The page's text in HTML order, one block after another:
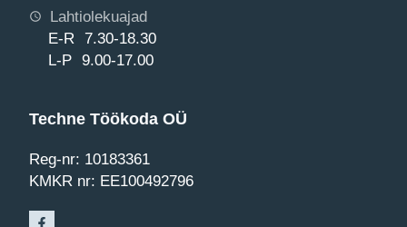
Lahtiolekuajad
E-R 7.30-18.30
L-P 9.00-17.00
Techne Töökoda OÜ
Reg-nr: 10183361
KMKR nr: EE100492796